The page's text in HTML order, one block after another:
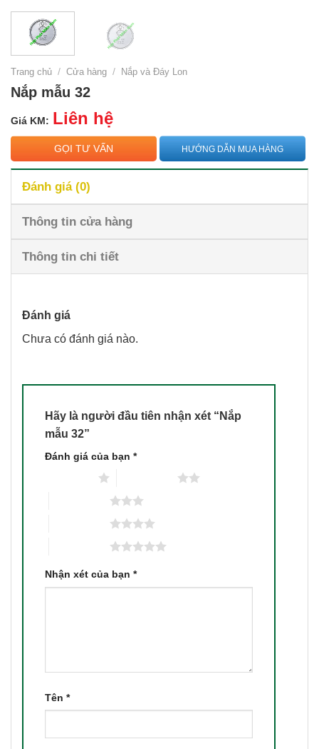
Trang chủ / Cửa hàng / Nắp và Đáy Lon
Nắp mẫu 32
Giá KM: Liên hệ
GỌI TƯ VẤN HƯỚNG DẪN MUA HÀNG
Đánh giá (0)
Thông tin cửa hàng
Thông tin chi tiết
Đánh giá
Chưa có đánh giá nào.
Hãy là người đầu tiên nhận xét “Nắp
mẫu 32”
Đánh giá của bạn *
Nhận xét của bạn *
Tên *